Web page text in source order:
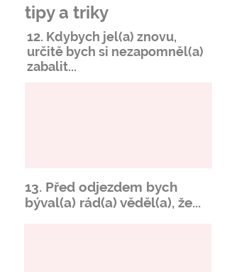
tipy a triky
12. Kdybych jel(a) znovu,
určitě bych si nezapomněl(a)
zabalit...
13. Před odjezdem bych
býval(a) rád(a) věděl(a), že...